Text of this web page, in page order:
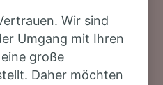
Coimbra-B -
Wir sind
Umgang mit Ihren
große
Daher möchten